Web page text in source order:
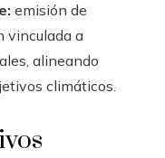
emisión de
vinculada a
alineando
climáticos.